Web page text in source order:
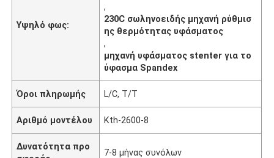
Υψηλό φως:
,
230C σωληνοειδής μηχανή ρύθμισ
ης θερμότητας υφάσματος
,
μηχανή υφάσματος stenter για το
ύφασμα Spandex
Όροι πληρωμής L/C, T/T
Αριθμό μοντέλου Kth-2600-8
Δυνατότητα προ
7-8 μήνας συνόλων